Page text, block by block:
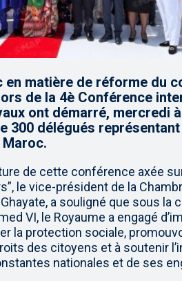
en matière de réforme du
de la 4è Conférence
ont démarré, mercredi
300 délégués
de cette conférence axée
le vice-président de la
a souligné que sous la
VI, le Royaume a engagé
la protection sociale,
des citoyens et à soutenir
nationales et de ses